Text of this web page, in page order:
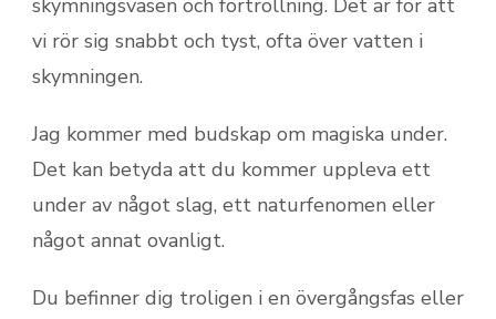
skymningsväsen och förtrollning. Det är för att
vi rör sig snabbt och tyst, ofta över vatten i
skymningen.
Jag kommer med budskap om magiska under.
Det kan betyda att du kommer uppleva ett
under av något slag, ett naturfenomen eller
något annat ovanligt.
Du befinner dig troligen i en övergångsfas eller